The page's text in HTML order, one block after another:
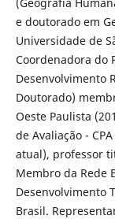
e doutorado em
Universidade de
Coordenadora do
Desenvolvimento
Doutorado)
Oeste Paulista
de Avaliação -
atual), professor
Membro da Rede
Desenvolvimento
Brasil.